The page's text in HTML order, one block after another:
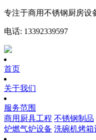
专注于商用不锈钢厨房设
电话: 13392339597
首页
关于我们
服务范围
商用厨具工程 不锈钢制品
炉燃气炉设备 洗碗机烤箱